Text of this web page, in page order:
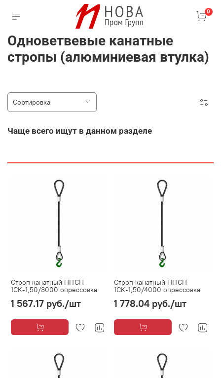
0
Одноветвевые канатные
стропы (алюминиевая втулка)
Чаще всего ищут в данном разделе
Строп канатный HITCH
1СК-1,50/3000 опрессовка
1 567.17 руб./шт
Строп канатный HITCH
1СК-1,50/4000 опрессовка
1 778.04 руб./шт